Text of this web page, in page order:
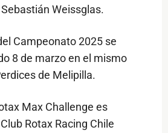
Weissglas.
Campeonato 2025 se
8 de marzo en el mismo
de Melipilla.
Max Challenge es
Rotax Racing Chile